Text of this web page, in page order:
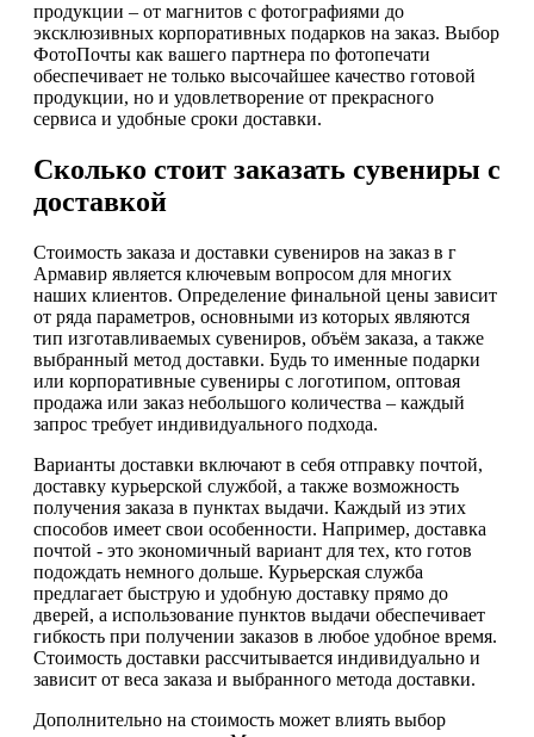
продукции – от магнитов с фотографиями до
эксклюзивных корпоративных подарков на заказ. Выбор
ФотоПочты как вашего партнера по фотопечати
обеспечивает не только высочайшее качество готовой
продукции, но и удовлетворение от прекрасного
сервиса и удобные сроки доставки.
Сколько стоит заказать сувениры с
доставкой
Стоимость заказа и доставки сувениров на заказ в г
Армавир является ключевым вопросом для многих
наших клиентов. Определение финальной цены зависит
от ряда параметров, основными из которых являются
тип изготавливаемых сувениров, объём заказа, а также
выбранный метод доставки. Будь то именные подарки
или корпоративные сувениры с логотипом, оптовая
продажа или заказ небольшого количества – каждый
запрос требует индивидуального подхода.
Варианты доставки включают в себя отправку почтой,
доставку курьерской службой, а также возможность
получения заказа в пунктах выдачи. Каждый из этих
способов имеет свои особенности. Например, доставка
почтой - это экономичный вариант для тех, кто готов
подождать немного дольше. Курьерская служба
предлагает быструю и удобную доставку прямо до
дверей, а использование пунктов выдачи обеспечивает
гибкость при получении заказов в любое удобное время.
Стоимость доставки рассчитывается индивидуально и
зависит от веса заказа и выбранного метода доставки.
Дополнительно на стоимость может влиять выбор